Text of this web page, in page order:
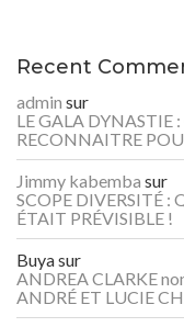
Recent
admin sur
LE GALA DYNASTIE :
RECONNAITRE
Jimmy kabemba sur
SCOPE DIVERSITÉ :
ÉTAIT PRÉVISIBLE !
Buyasur
ANDREA CLARKE
ANDRÉ ET LUCIE